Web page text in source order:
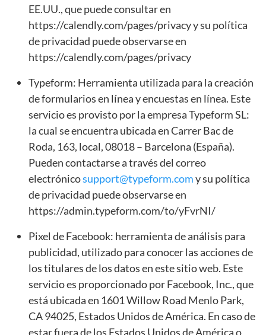
EE.UU., que puede consultar en
https://calendly.com/pages/privacy y su política
de privacidad puede observarse en
https://calendly.com/pages/privacy
Typeform: Herramienta utilizada para la creación
de formularios en línea y encuestas en línea. Este
servicio es provisto por la empresa Typeform SL:
la cual se encuentra ubicada en Carrer Bac de
Roda, 163, local, 08018 – Barcelona (España).
Pueden contactarse a través del correo
electrónicosupport@typeform.comy su política
de privacidad puede observarse en
https://admin.typeform.com/to/yFvrNI/
Pixel de Facebook: herramienta de análisis para
publicidad, utilizado para conocer las acciones de
los titulares de los datos en este sitio web. Este
servicio es proporcionado por Facebook, Inc., que
está ubicada en 1601 Willow Road Menlo Park,
CA 94025, Estados Unidos de América. En caso de
estar fuera de los Estados Unidos de América o